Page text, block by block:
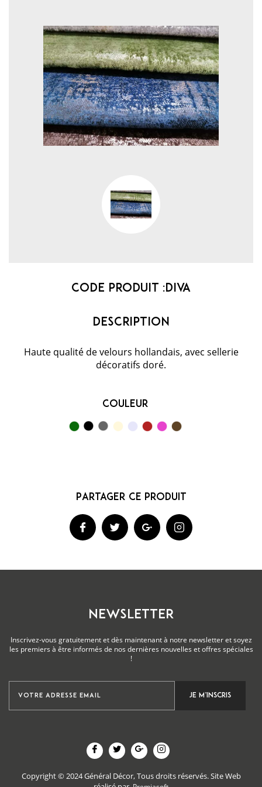
Code Produit :DIVA
Haute qualité de velours hollandais, avec sellerie
décoratifs doré.
Couleur
NEWSLETTER
Inscrivez-vous gratuitement et dès maintenant à notre newsletter et soyez
les premiers à être informés de nos dernières nouvelles et offres spéciales
!
Copyright © 2024 Général Décor, Tous droits réservés.Site Web